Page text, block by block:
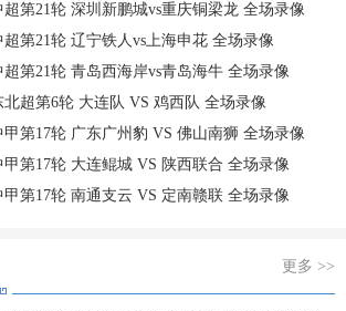
超第21轮 深圳新鹏城vs重庆铜梁龙 全场录像
超第21轮 辽宁铁人vs上海申花 全场录像
超第21轮 青岛西海岸vs青岛海牛 全场录像
北超第6轮 大连队 VS 鸡西队 全场录像
甲第17轮 广东广州豹 VS 佛山南狮 全场录像
甲第17轮 大连鲲城 VS 陕西联合 全场录像
甲第17轮 南通支云 VS 定南赣联 全场录像
更多 >>